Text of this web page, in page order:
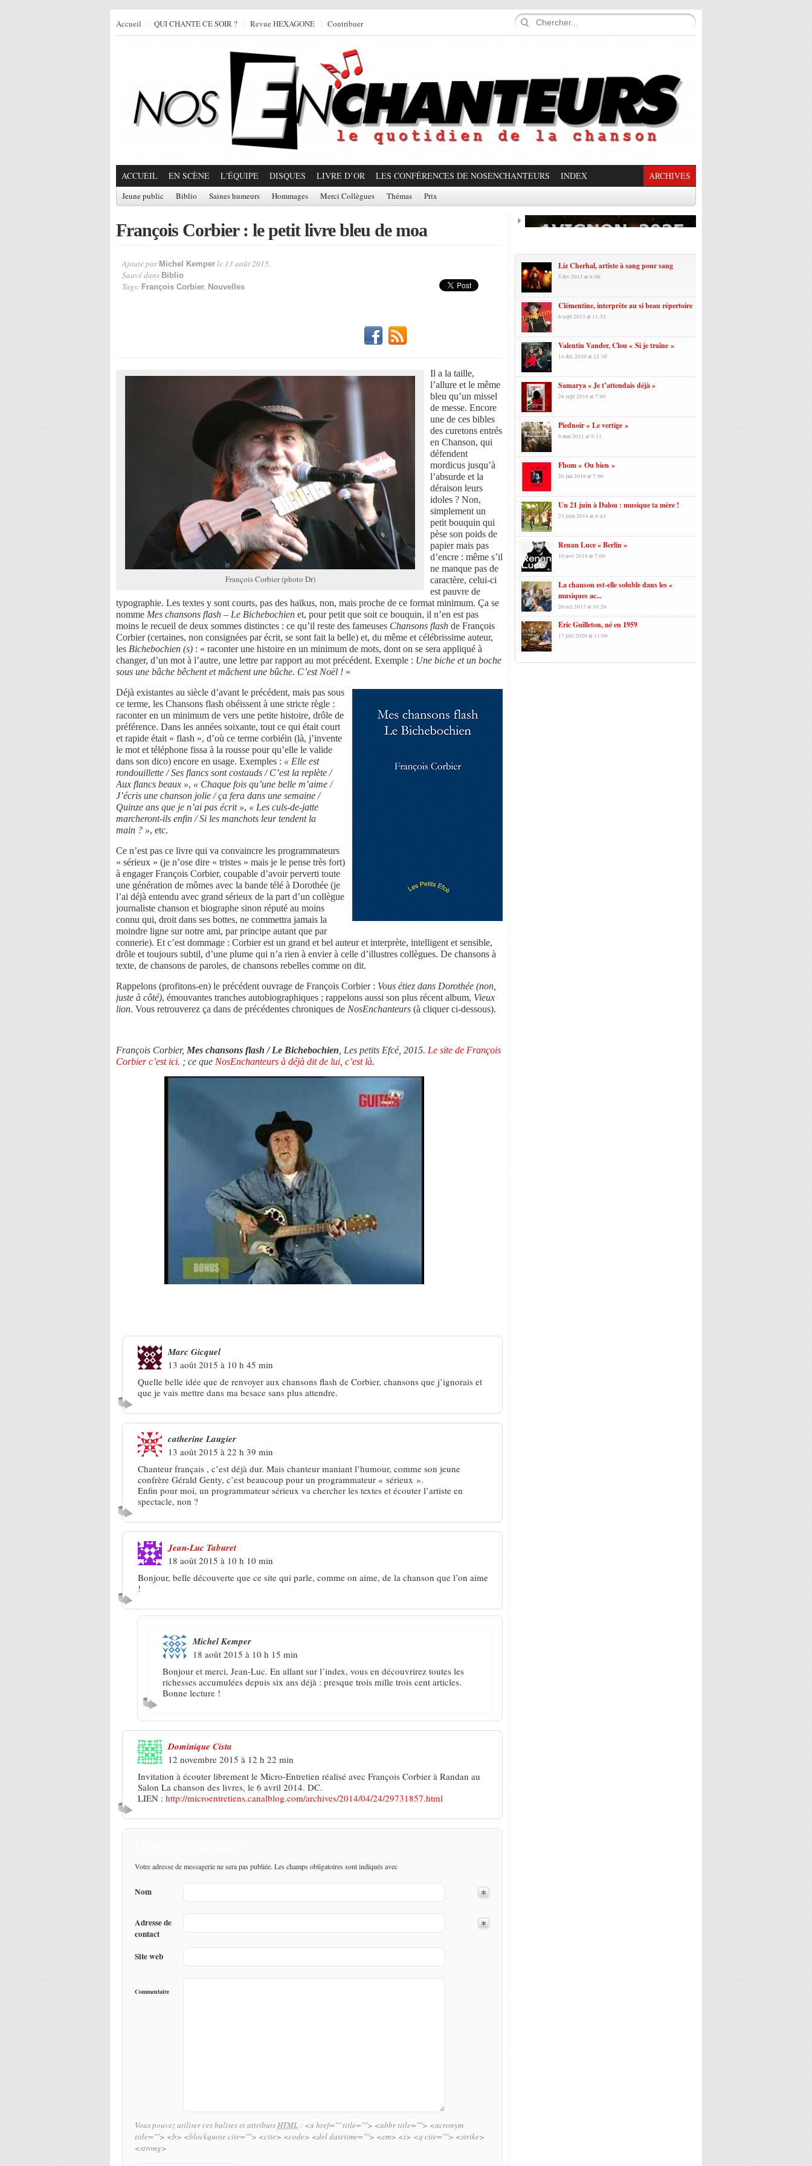
Accueil QUI CHANTE CE SOIR ? Revue HEXAGONE Contribuer
ACCUEIL EN SCÈNE L'ÉQUIPE DISQUES LIVRE D’OR LES CONFÉRENCES DE NOSENCHANTEURS INDEX ARCHIVES
Jeune public Biblio Saines humeurs Hommages Merci Collègues Thémas Prix
François Corbier : le petit livre bleu de moa
Ajouté par Michel Kemper le 13 août 2015.
Sauvé dans Biblio
Tags: François Corbier, Nouvelles
François Corbier (photo Dr)
Il a la taille,
l’allure et le même
bleu qu’un missel
de messe. Encore
une de ces bibles
des curetons entrés
en Chanson, qui
défendent
mordicus jusqu’à
l’absurde et la
déraison leurs
idoles ? Non,
simplement un
petit bouquin qui
pèse son poids de
papier mais pas
d’encre : même s’il
ne manque pas de
caractère, celui-ci
est pauvre de
typographie. Les textes y sont courts, pas des haïkus, non, mais proche de ce format minimum. Ça se
nomme Mes chansons flash – Le Bichebochien et, pour petit que soit ce bouquin, il n’en est pas
moins le recueil de deux sommes distinctes : ce qu’il reste des fameuses Chansons flash de François
Corbier (certaines, non consignées par écrit, se sont fait la belle) et, du même et célébrissime auteur,
les Bichebochien (s) : « raconter une histoire en un minimum de mots, dont on se sera appliqué à
changer, d’un mot à l’autre, une lettre par rapport au mot précédent. Exemple : Une biche et un boche
sous une bâche bêchent et mâchent une bûche. C’est Noël ! »
Déjà existantes au siècle d’avant le précédent, mais pas sous
ce terme, les Chansons flash obéissent à une stricte règle :
raconter en un minimum de vers une petite histoire, drôle de
préférence. Dans les années soixante, tout ce qui était court
et rapide était « flash », d’où ce terme corbiéin (là, j’invente
le mot et téléphone fissa à la rousse pour qu’elle le valide
dans son dico) encore en usage. Exemples : « Elle est
rondouillette / Ses flancs sont costauds / C’est la replète /
Aux flancs beaux », « Chaque fois qu’une belle m’aime /
J’écris une chanson jolie / ça fera dans une semaine /
Quinze ans que je n’ai pas écrit », « Les culs-de-jatte
marcheront-ils enfin / Si les manchots leur tendent la
main ? », etc.
Ce n’est pas ce livre qui va convaincre les programmateurs
« sérieux » (je n’ose dire « tristes » mais je le pense très fort)
à engager François Corbier, coupable d’avoir perverti toute
une génération de mômes avec la bande télé à Dorothée (je
l’ai déjà entendu avec grand sérieux de la part d’un collègue
journaliste chanson et biographe sinon réputé au moins
connu qui, droit dans ses bottes, ne commettra jamais la
moindre ligne sur notre ami, par principe autant que par
connerie). Et c’est dommage : Corbier est un grand et bel auteur et interprète, intelligent et sensible,
drôle et toujours subtil, d’une plume qui n’a rien à envier à celle d’illustres collègues. De chansons à
texte, de chansons de paroles, de chansons rebelles comme on dit.
Rappelons (profitons-en) le précédent ouvrage de François Corbier : Vous étiez dans Dorothée (non,
juste à côté), émouvantes tranches autobiographiques ; rappelons aussi son plus récent album, Vieux
lion. Vous retrouverez ça dans de précédentes chroniques de NosEnchanteurs (à cliquer ci-dessous).
François Corbier, Mes chansons flash / Le Bichebochien , Les petits Efcé, 2015. Le site de François
Corbier c’est ici. ; ce que NosEnchanteurs à déjà dit de lui, c’est là.
Marc Gicquel
13 août 2015 à 10 h 45 min
Quelle belle idée que de renvoyer aux chansons flash de Corbier, chansons que j’ignorais et
que je vais mettre dans ma besace sans plus attendre.
catherine Laugier
13 août 2015 à 22 h 39 min
Chanteur français , c’est déjà dur. Mais chanteur maniant l’humour, comme son jeune
confrère Gérald Genty, c’est beaucoup pour un programmateur « sérieux ».
Enfin pour moi, un programmateur sérieux va chercher les textes et écouter l’artiste en
spectacle, non ?
Jean-Luc Taburet
18 août 2015 à 10 h 10 min
Bonjour, belle découverte que ce site qui parle, comme on aime, de la chanson que l’on aime
!
Michel Kemper
18 août 2015 à 10 h 15 min
Bonjour et merci, Jean-Luc. En allant sur l’index, vous en découvrirez toutes les
richesses accumulées depuis six ans déjà : presque trois mille trois cent articles.
Bonne lecture !
Dominique Cista
12 novembre 2015 à 12 h 22 min
Invitation à écouter librement le Micro-Entretien réalisé avec François Corbier à Randan au
Salon La chanson des livres, le 6 avril 2014. DC.
LIEN : http://microentretiens.canalblog.com/archives/2014/04/24/29731857.html
Votre adresse de messagerie ne sera pas publiée. Les champs obligatoires sont indiqués avec
Nom
Adresse de
contact
Site web
Commentaire
Vous pouvez utiliser ces balises et attributsHTML : <a href="" title=""> <abbr title=""> <acronym
title=""> <b> <blockquote cite=""> <cite> <code> <del datetime=""> <em> <i> <q cite=""> <strike>
<strong>
Liz Cherhal, artiste à sang pour sang
5 fév 2013 at 6:00
Clémentine, interprète au si beau répertoire
6 sept 2013 at 11:52
Valentin Vander, Clou « Si je traîne »
14 déc 2020 at 12:38
Samarya « Je t’attendais déjà »
26 sept 2019 at 7:00
Piednoir « Le vertige »
9 mai 2021 at 9:11
Fhom « Ou bien »
20 jan 2019 at 7:00
Un 21 juin à Dalou : musique ta mère !
23 juin 2014 at 8:43
Renan Luce « Berlin »
10 nov 2019 at 7:00
La chanson est-elle soluble dans les «
musiques ac...
26 oct 2017 at 10:26
Eric Guilleton, né en 1959
17 juil 2020 at 11:09